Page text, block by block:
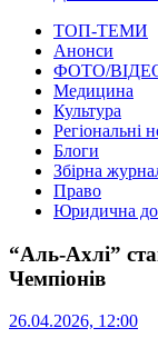
ТОП-ТЕМИ
Анонси
ФОТО/
Медицина
Культура
Регіональні
Блоги
Збірна
Право
Юридична
“Аль-Ахлі”
Чемпіонів
26.04.2026, 12:00